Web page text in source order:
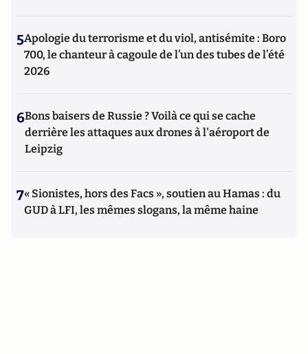
5Apologie du terrorisme et du viol, antisémite : Boro
700, le chanteur à cagoule de l’un des tubes de l’été
2026
6Bons baisers de Russie ? Voilà ce qui se cache
derrière les attaques aux drones à l'aéroport de
Leipzig
7« Sionistes, hors des Facs », soutien au Hamas : du
GUD à LFI, les mêmes slogans, la même haine